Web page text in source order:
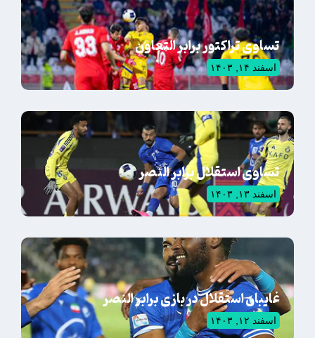
تساوی تراکتور برابر التعاون
اسفند ۱۴, ۱۴۰۳
تساوی استقلال برابر النصر
اسفند ۱۳, ۱۴۰۳
غایبان استقلال در بازی برابر النصر
اسفند ۱۲, ۱۴۰۳